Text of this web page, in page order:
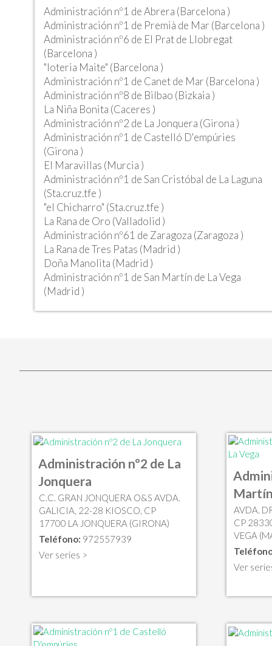
Administración nº1 de Abrera (Barcelona )
Administración nº1 de Premià de Mar (Barcelona )
Administración nº6 de El Prat de Llobregat
(Barcelona )
"loteria Maite" (Barcelona )
Administración nº1 de Canet de Mar (Barcelona )
Administración nº8 de Bilbao (Bizkaia )
La Niña Bonita (Caceres )
Administración nº2 de La Jonquera (Girona )
Administración nº1 de Castelló D'empúries
(Girona )
El Maravillas (Murcia )
Administración nº1 de San Cristóbal de La Laguna
(Sta.cruz.tfe )
"el Chicharro" (Sta.cruz.tfe )
La Rana de Oro (Valladolid )
Administración nº61 de Zaragoza (Zaragoza )
La Rana de Tres Patas (Madrid )
Doña Manolita (Madrid )
Administración nº1 de San Martín de La Vega
(Madrid )
Administración nº2 de La
Jonquera
C.C. GRAN JONQUERA O&S AVDA.
GALICIA, 22-28 KIOSCO, CP
17700 LA JONQUERA (GIRONA)
Teléfono: 972557939
Ver series >
AVDA.
CP
VEGA
Ver